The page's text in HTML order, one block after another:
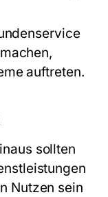
auftreten.
sollten
Nutzen sein